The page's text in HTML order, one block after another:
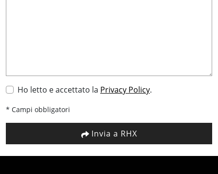
Ho letto e accettato la Privacy Policy.
* Campi obbligatori
Invia a RHX